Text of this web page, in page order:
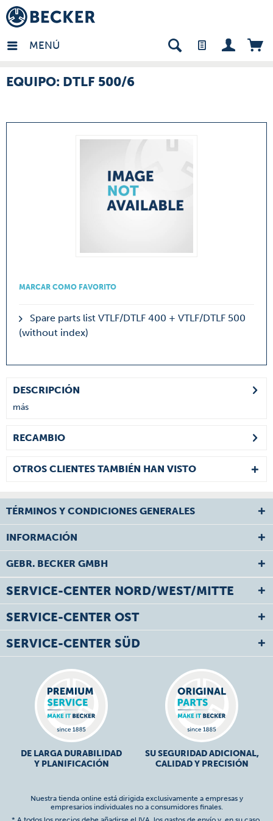
MENÚ
- ES
EQUIPO: DTLF 500/6
MARCAR COMO FAVORITO
Spare parts list VTLF/DTLF 400 + VTLF/DTLF 500
(without index)
DESCRIPCIÓN
más
RECAMBIO
OTROS CLIENTES TAMBIÉN HAN VISTO
TÉRMINOS Y CONDICIONES GENERALES
INFORMACIÓN
GEBR. BECKER GMBH
SERVICE-CENTER NORD/WEST/MITTE
SERVICE-CENTER OST
SERVICE-CENTER SÜD
DE LARGA DURABILIDAD
Y PLANIFICACIÓN
SU SEGURIDAD ADICIONAL,
CALIDAD Y PRECISIÓN
Nuestra tienda online está dirigida exclusivamente a empresas y
empresarios individuales no a consumidores finales.